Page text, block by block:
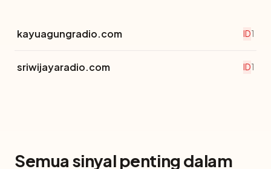
kayuagungradio.com ID1
sriwijayaradio.com ID1
Semua sinyal penting dalam